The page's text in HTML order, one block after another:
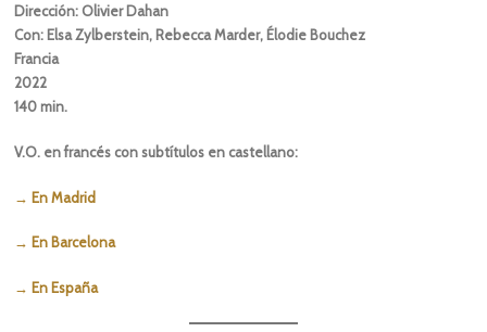
Dirección: Olivier Dahan
Con: Elsa Zylberstein, Rebecca Marder, Élodie Bouchez
Francia
2022
140 min.
V.O. en francés con subtítulos en castellano:
→ En Madrid
→ En Barcelona
→ En España